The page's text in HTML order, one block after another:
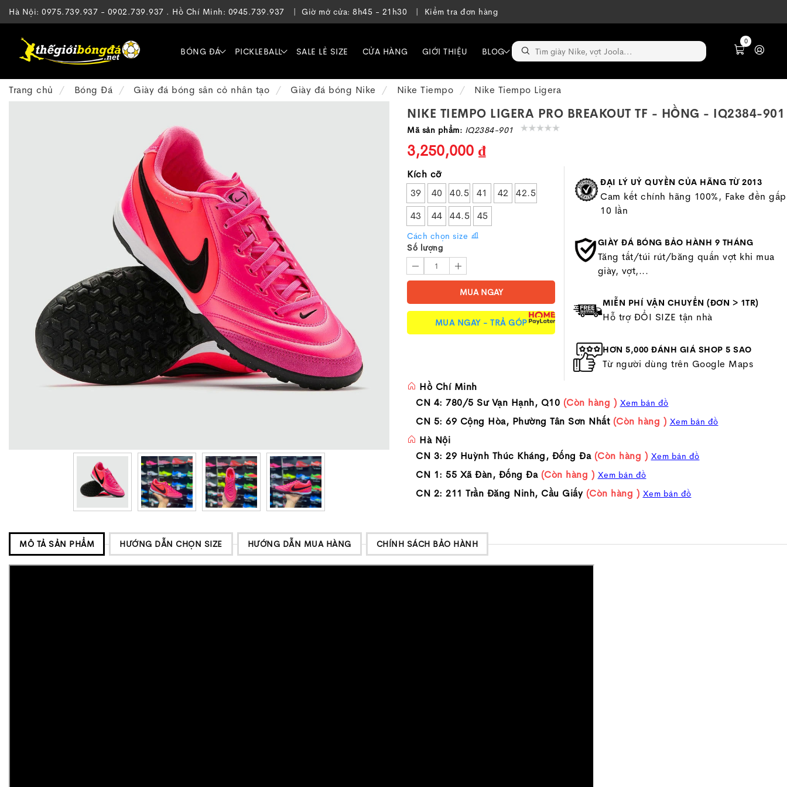
Hà Nội: 0975.739.937 - 0902.739.937 . Hồ Chí Minh: 0945.739.937 Giờ mở cửa: 8h45 - 21h30 Kiểm tra đơn hàng
BÓNG ĐÁ PICKLEBALL SALE LẺ SIZE CỬA HÀNG GIỚI THIỆU BLOG
0
Trang chủ Bóng Đá Giày đá bóng sân cỏ nhân tạo Giày đá bóng Nike Nike Tiempo Nike Tiempo Ligera
NIKE TIEMPO LIGERA PRO BREAKOUT TF - HỒNG - IQ2384-901
Mã sản phẩm: IQ2384-901
3,250,000 ₫
Kích cỡ
39
40 40.5 41 42
42.5
43
44 44.5 45
Cách chọn size
Số lượng
1
MUA NGAY
MUA NGAY - TRẢ GÓP
ĐẠI LÝ UỶ QUYỀN CỦA HÃNG TỪ 2013
Cam kết chính hãng 100%, Fake đền gấp
10 lần
GIÀY ĐÁ BÓNG BẢO HÀNH 9 THÁNG
Tăng tất/túi rút/băng quấn vợt khi mua
giày, vợt,...
MIỄN PHÍ VẬN CHUYỂN (ĐƠN > 1TR)
Hỗ trợ ĐỔI SIZE tận nhà
HƠN 5,000 ĐÁNH GIÁ SHOP 5 SAO
Từ người dùng trên Google Maps
Hồ Chí Minh
CN 4: 780/5 Sư Vạn Hạnh, Q10 (Còn hàng ) Xem bản đồ
CN 5: 69 Cộng Hòa, Phường Tân Sơn Nhất (Còn hàng ) Xem bản đồ
Hà Nội
CN 3: 29 Huỳnh Thúc Kháng, Đống Đa (Còn hàng ) Xem bản đồ
CN 1: 55 Xã Đàn, Đống Đa (Còn hàng ) Xem bản đồ
CN 2: 211 Trần Đăng Ninh, Cầu Giấy (Còn hàng ) Xem bản đồ
MÔ TẢ SẢN PHẨM HƯỚNG DẪN CHỌN SIZE HƯỚNG DẪN MUA HÀNG CHÍNH SÁCH BẢO HÀNH